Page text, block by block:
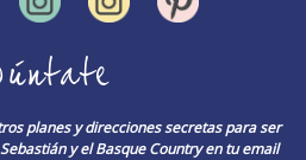
planes y direcciones secretas para ser
y el Basque Country en tu email